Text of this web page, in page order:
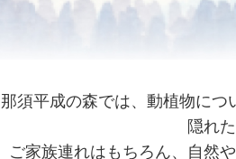
那須平成の森では、動植物に
隠れ
ご家族連れはもちろん、自然